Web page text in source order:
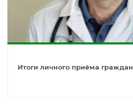
Итоги личного приёма граждан